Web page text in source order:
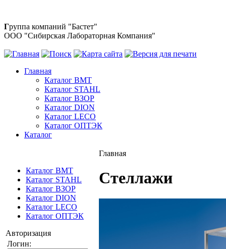
Группа компаний "Бастет"
ООО "Сибирская Лабораторная Компания"
Главная
Каталог BMT
Каталог STAHL
Каталог ВЗОР
Каталог DION
Каталог LECO
Каталог ОПТЭК
Каталог
Каталог BMT
Каталог STAHL
Каталог ВЗОР
Каталог DION
Каталог LECO
Каталог ОПТЭК
Авторизация
Логин:
Главная
Стеллажи